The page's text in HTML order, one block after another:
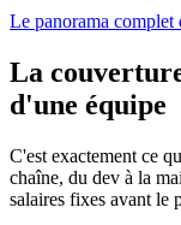
Le panorama complet
La
d'une équipe
C'est exactement ce
chaîne, du dev à la
salaires fixes avant le